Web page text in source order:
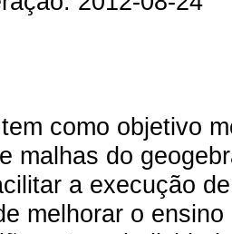
como objetivo
malhas do
a execução
melhorar o